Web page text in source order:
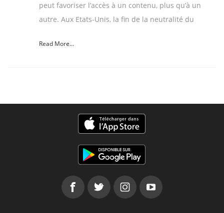
peut favoriser l’accès à un contenu, plus qu’à un
autre. Aux Etats-Unis, la fin de la neutralité du
Read More...